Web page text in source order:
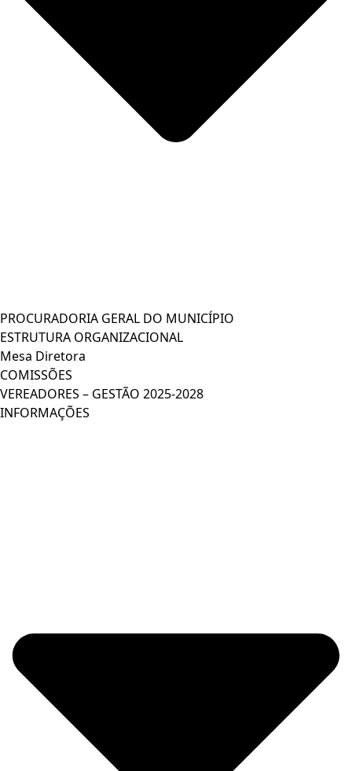
PROCURADORIA GERAL DO MUNICÍPIO
ESTRUTURA ORGANIZACIONAL
Mesa Diretora
COMISSÕES
VEREADORES – GESTÃO 2025-2028
INFORMAÇÕES